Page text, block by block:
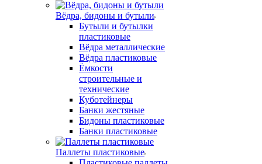
Вёдра, бидоны и бутыли
Бутыли и бутылки
пластиковые
Вёдра металлические
Вёдра пластиковые
Ёмкости
строительные и
технические
Куботейнеры
Банки жестяные
Бидоны пластиковые
Банки пластиковые
Паллеты пластиковые